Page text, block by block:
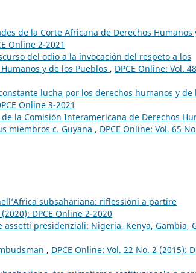
de la Corte Africana de Derechos Humanos
Online 2-2021
del odio a la invocación del respeto a los
y de los Pueblos , DPCE Online: Vol.
lucha por los derechos humanos y de
Online 3-2021
la Comisión Interamericana de Derechos
miembros c. Guyana , DPCE Online: Vol. 65
subsahariana: riflessioni a partire
DPCE Online 2-2020
presidenziali: Nigeria, Kenya, Gambia,
, DPCE Online: Vol. 22 No. 2 (2015):